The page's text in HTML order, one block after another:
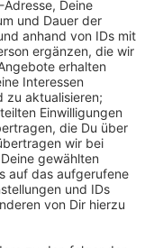
Uhr)
und können auch